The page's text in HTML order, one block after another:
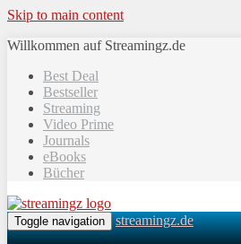
Skip to main content
Willkommen auf Streamingz.de
Best Deal
Bestseller
Streaming
Video Prime
Journals
eBooks
Bücher
Toggle navigation streamingz.de